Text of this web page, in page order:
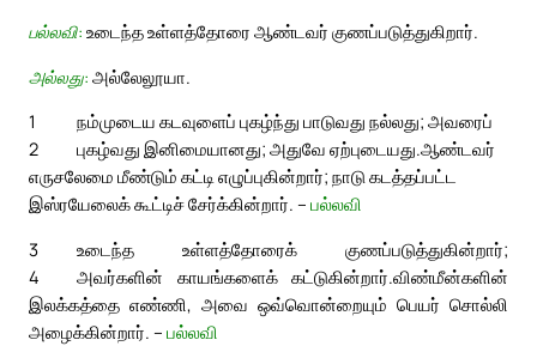
பல்லவி: உடைந்த உள்ளத்தோரை ஆண்டவர் குணப்படுத்துகிறார்.
அல்லது: அல்லேலூயா.
1
நம்முடைய கடவுளைப் புகழ்ந்து பாடுவது நல்லது; அவரைப்
புகழ்வது இனிமையானது; அதுவே ஏற்புடையது.
2
ஆண்டவர்
எருசலேமை மீண்டும் கட்டி எழுப்புகின்றார்; நாடு கடத்தப்பட்ட
இஸ்ரயேலைக் கூட்டிச் சேர்க்கின்றார். – பல்லவி
3
உடைந்த உள்ளத்தோரைக் குணப்படுத்துகின்றார்;
அவர்களின் காயங்களைக் கட்டுகின்றார்.
4
விண்மீன்களின்
இலக்கத்தை எண்ணி, அவை ஒவ்வொன்றையும் பெயர் சொல்லி
அழைக்கின்றார். – பல்லவி